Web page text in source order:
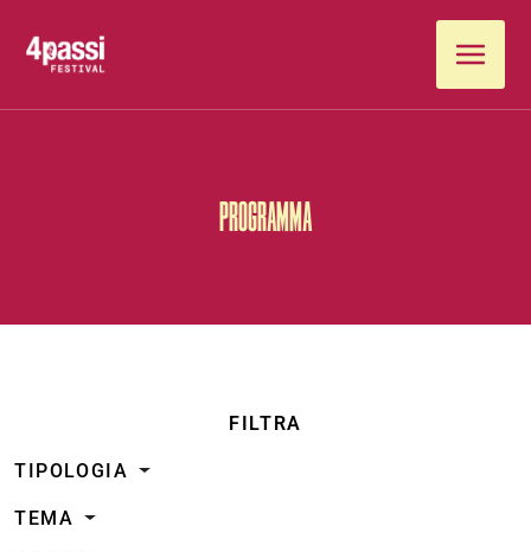
PROGRAMMA
FILTRA
TIPOLOGIA
TEMA